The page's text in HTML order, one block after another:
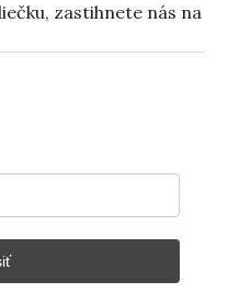
zastihnete nás na